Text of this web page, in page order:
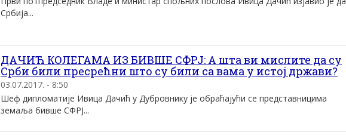
Србија...
ДАЧИЋ КОЛЕГАМА ИЗ БИВШЕ СФРЈ: А шта ви мислите да су
Срби били пресрећни што су били са вама у истој држави?
03.07.2017. - 8:50
Шеф дипломатије Ивица Дачић у Дубровнику је обраћајући се представницима
земаља бивше СФРЈ...